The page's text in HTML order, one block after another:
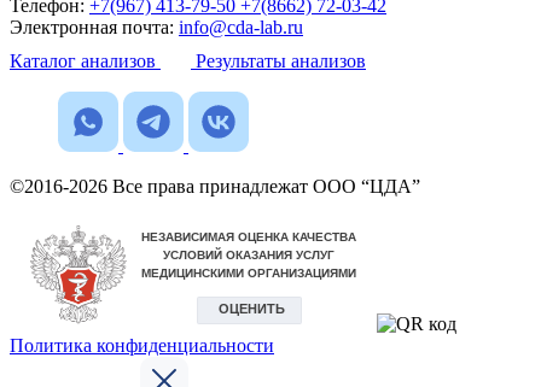
Телефон: +7(967) 413-79-50 +7(8662) 72-03-42
Электронная почта: info@cda-lab.ru
Каталог анализов
Результаты анализов
©2016-2026 Все права принадлежат ООО “ЦДА”
Политика конфиденциальности